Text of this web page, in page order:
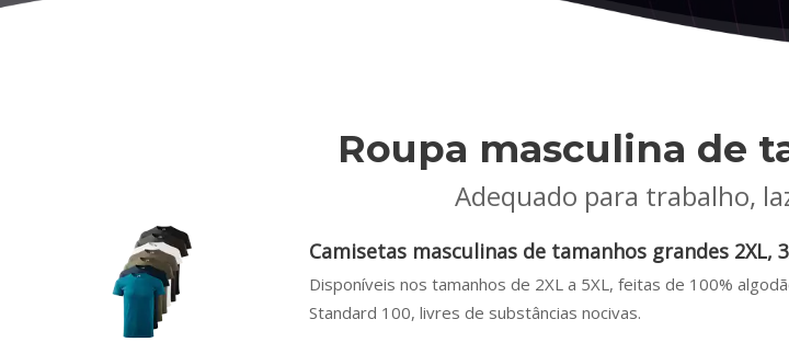
Roupa masculina de
Adequado para trabalho,
Camisetas masculinas de tamanhos grandes 2XL,
Disponíveis nos tamanhos de 2XL a 5XL, feitas de 100%
Standard 100, livres de substâncias nocivas.